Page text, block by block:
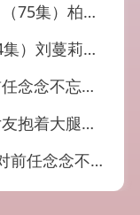
宇豪＆张铭文
蔓莉&徐俊亦
忘（60集）
复合）(57集)
不忘（60集）